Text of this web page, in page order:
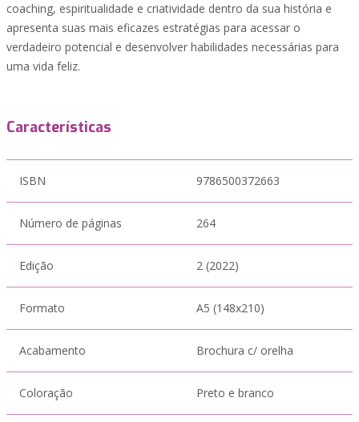
coaching, espiritualidade e criatividade dentro da sua história e
apresenta suas mais eficazes estratégias para acessar o
verdadeiro potencial e desenvolver habilidades necessárias para
uma vida feliz.
Características
ISBN 9786500372663
Número de páginas 264
Edição 2 (2022)
Formato A5 (148x210)
Acabamento Brochura c/ orelha
Coloração Preto e branco